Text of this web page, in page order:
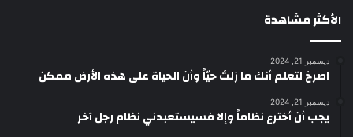
الأكثر مشاهدة
ديسمبر 21, 2024
‫اصرخ لتعلم أنك ما زلتَ حيّاً وأن الحياة على هذه الأرض ممكن
ديسمبر 21, 2024
يجب أن أخترع نظاماً وإلا فسيستعبدني نظام رجل آخر